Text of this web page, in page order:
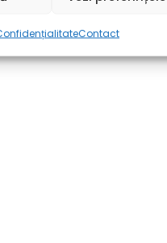
Contact